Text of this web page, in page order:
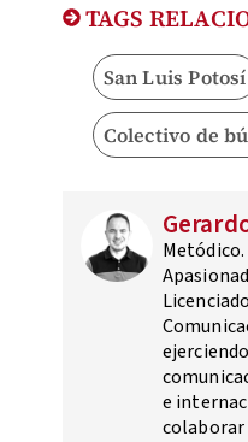
TAGS
San Luis Potosí
Colectivo de
e
colaborar